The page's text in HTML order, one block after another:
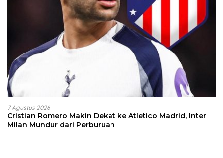
7 Agustus 2026
Cristian Romero Makin Dekat ke Atletico Madrid, Inter
Milan Mundur dari Perburuan